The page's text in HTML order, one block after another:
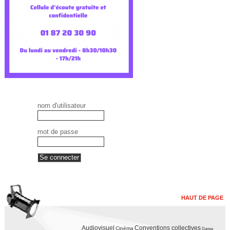
nom d'utilisateur
mot de passe
HAUT DE PAGE
Audiovisuel Cinéma Conventions collectives Danse